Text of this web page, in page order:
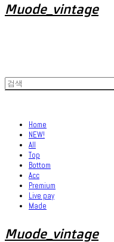
Muode_vintage
Home
NEW!
All
Top
Bottom
Acc
Premium
Live pay
Made
Muode_vintage